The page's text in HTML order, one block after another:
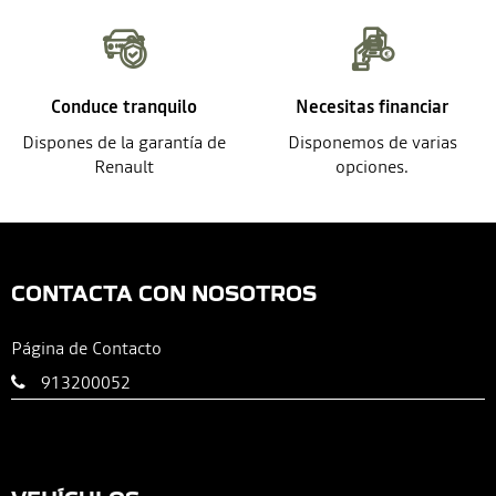
Conduce tranquilo
Dispones de la garantía de
Renault
Necesitas financiar
Disponemos de varias
opciones.
CONTACTA CON NOSOTROS
Página de Contacto
913200052